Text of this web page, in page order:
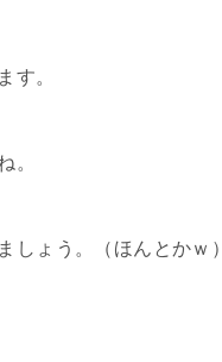
す。
。
しょう。（ほんとかｗ）